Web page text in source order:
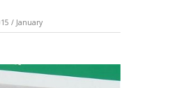
/ January